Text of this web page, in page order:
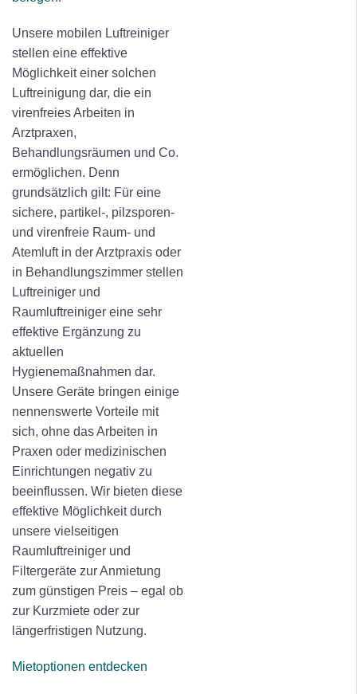
Unsere mobilen Luftreiniger
stellen eine effektive
Möglichkeit einer solchen
Luftreinigung dar, die ein
virenfreies Arbeiten in
Arztpraxen,
Behandlungsräumen und Co.
ermöglichen. Denn
grundsätzlich gilt: Für eine
sichere, partikel-, pilzsporen-
und virenfreie Raum- und
Atemluft in der Arztpraxis oder
in Behandlungszimmer stellen
Luftreiniger und
Raumluftreiniger eine sehr
effektive Ergänzung zu
aktuellen
Hygienemaßnahmen dar.
Unsere Geräte bringen einige
nennenswerte Vorteile mit
sich, ohne das Arbeiten in
Praxen oder medizinischen
Einrichtungen negativ zu
beeinflussen. Wir bieten diese
effektive Möglichkeit durch
unsere vielseitigen
Raumluftreiniger und
Filtergeräte zur Anmietung
zum günstigen Preis – egal ob
zur Kurzmiete oder zur
längerfristigen Nutzung.
Mietoptionen entdecken